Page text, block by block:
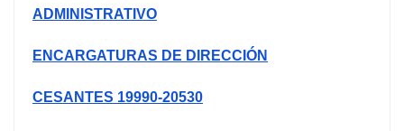
ADMINISTRATIVO
ENCARGATURAS DE DIRECCIÓN
CESANTES 19990-20530